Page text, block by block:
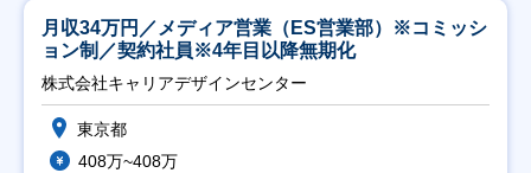
月収34万円／メディア営業（ES営業部）※コミッシ
ョン制／契約社員※4年目以降無期化
株式会社キャリアデザインセンター
東京都
408万~408万